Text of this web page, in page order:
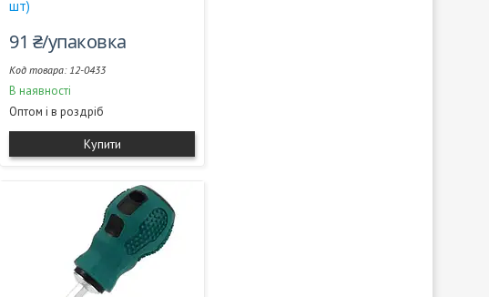
шт)
91 ₴/упаковка
12-0433
В наявності
Оптом і в роздріб
Купити